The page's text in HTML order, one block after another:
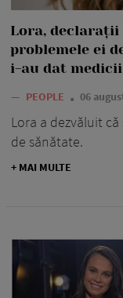
Lora, declarații
problemele ei
i-au dat medicii
— PEOPLE 06
Lora a dezvăluit
de sănătate.
+ MAI MULTE